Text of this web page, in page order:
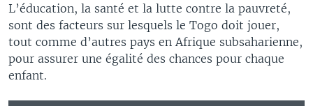
L’éducation, la santé et la lutte contre la pauvreté,
sont des facteurs sur lesquels le Togo doit jouer,
tout comme d’autres pays en Afrique subsaharienne,
pour assurer une égalité des chances pour chaque
enfant.